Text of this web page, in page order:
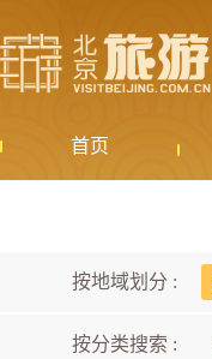
首页
按地域划分 :
按分类搜索 :